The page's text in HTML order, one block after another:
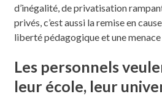
d’inégalité, de privatisation
privés, c’est aussi la remise en
liberté pédagogique et une menace
Les personnels
leur école, leur